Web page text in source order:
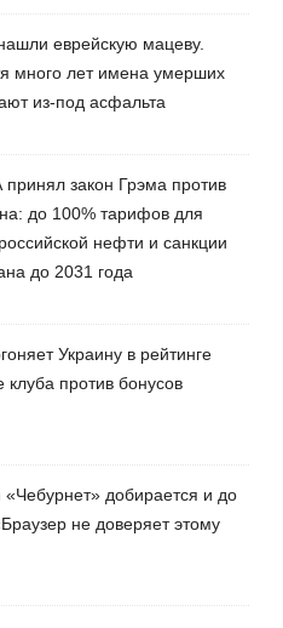
еврейскую мацеву.
много лет имена умерших
из-под асфальта
закон Грэма против
до 100% тарифов для
нефти и санкции
до 2031 года
Украину в рейтинге
против бонусов
«Чебурнет» добирается и до
не доверяет этому